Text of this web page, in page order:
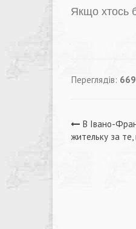
Якщо хтось
Переглядів: 669
В Івано-
жительку за